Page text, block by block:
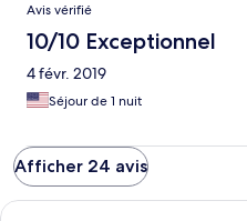
Avis vérifié
10/10 Exceptionnel
4 févr. 2019
Séjour de 1 nuit
Afficher 24 avis